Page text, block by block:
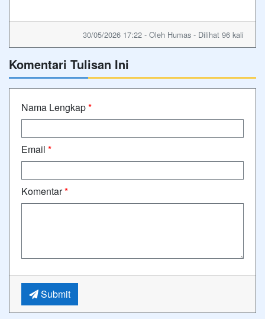
30/05/2026 17:22 - Oleh Humas - Dilihat 96 kali
Komentari Tulisan Ini
Nama Lengkap*
Email *
Komentar*
Submit